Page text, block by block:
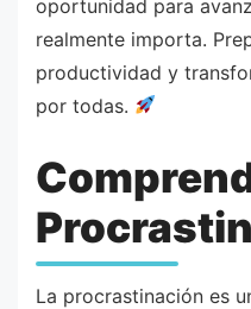
oportunidad para
realmente importa.
productividad y
por todas.
La procrastinación es